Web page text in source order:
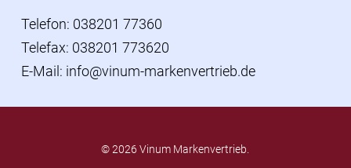
Telefon: 038201 77360
Telefax: 038201 773620
E-Mail: info@vinum-markenvertrieb.de
© 2026 Vinum Markenvertrieb.